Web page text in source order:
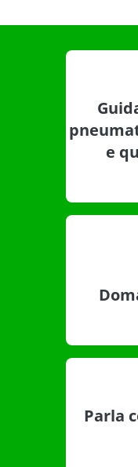
e
Parla